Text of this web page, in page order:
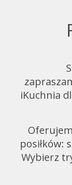
iKuchnia
posiłków:
Wybierz